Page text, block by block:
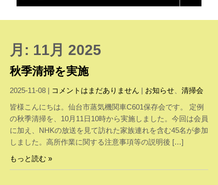
月: 11月 2025
秋季清掃を実施
2025-11-08 | コメントはまだありません | お知らせ
清掃会
皆様こんにちは。仙台市蒸気機関車C601保存会です。 定例
の秋季清掃を、10月11日10時から実施しました。今回は会員
に加え、NHKの放送を見て訪れた家族連れを含む45名が参加
しました。高所作業に関する注意事項等の説明後 […]
もっと読む »